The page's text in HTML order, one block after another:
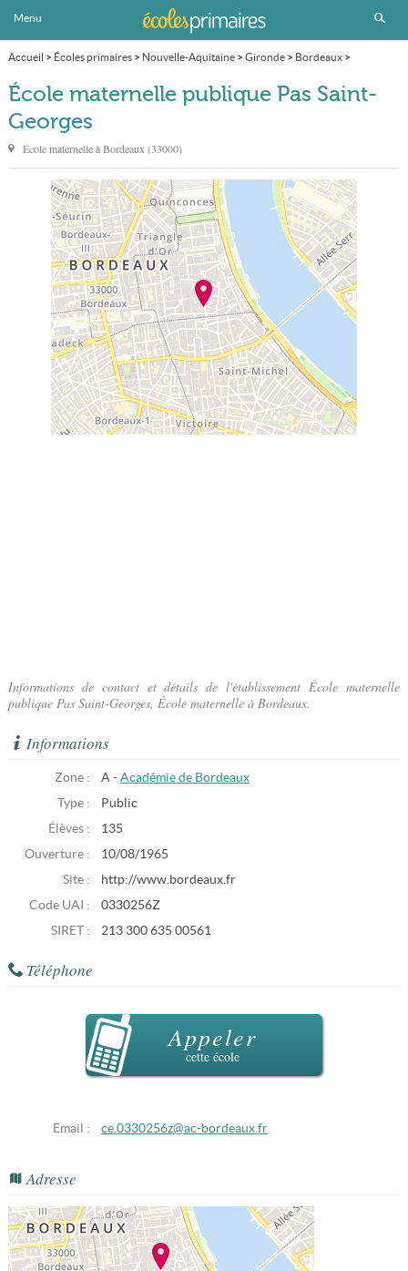
Menu
Accueil > Écoles primaires> Nouvelle-Aquitaine> Gironde> Bordeaux>
École maternelle publique Pas Saint-Georges
École maternelle publique Pas Saint-
Georges
École maternelle àBordeaux (33000)
Informations de contact et détails de l'établissement École maternelle
publique Pas Saint-Georges, École maternelle à Bordeaux.
Informations
Zone : A - Académie de Bordeaux
Type :
Public
Élèves :
135
Ouverture :
10/08/1965
Site :
http://www.bordeaux.fr
Code UAI :
0330256Z
SIRET :
213 300 635 00561
Téléphone
Appeler
cette école
Email : ce.0330256z@ac-bordeaux.fr
Adresse